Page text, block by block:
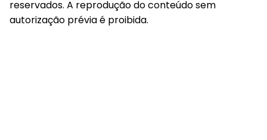
reservados. A reprodução do conteúdo sem
autorização prévia é proibida.